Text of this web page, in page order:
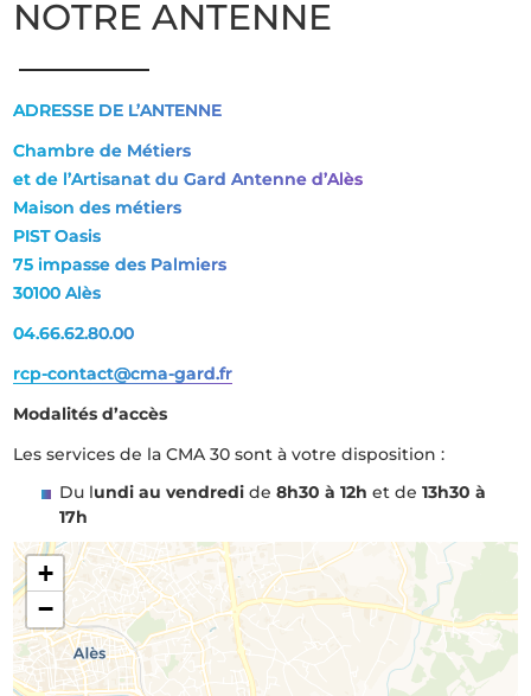
NOTRE ANTENNE
ADRESSE DE L’ANTENNE
Chambre de Métiers
et de l’Artisanat du Gard Antenne d’Alès
Maison des métiers
PIST Oasis
75 impasse des Palmiers
30100 Alès
04.66.62.80.00
rcp-contact@cma-gard.fr
Modalités d’accès
Les services de la CMA 30 sont à votre disposition :
Du lundi au vendredi de8h30 à 12h et de13h30 à
17h
+
−